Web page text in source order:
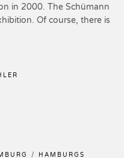
in 2000. The Schümann
Of course, there is
HAMBURGS